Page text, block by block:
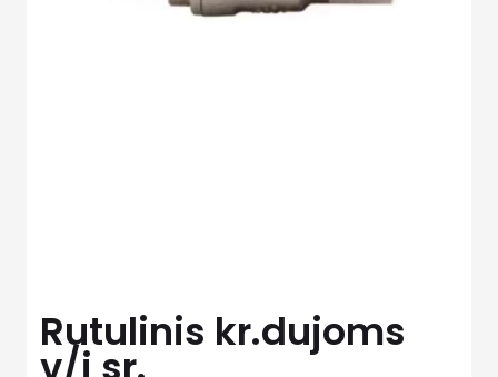
Rutulinis kr.dujoms